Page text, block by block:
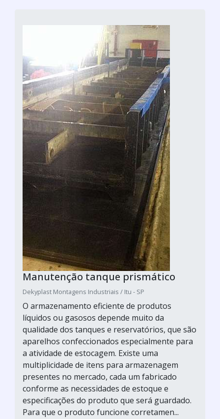
Manutenção tanque prismático
Dekyplast Montagens Industriais / Itu - SP
O armazenamento eficiente de produtos
líquidos ou gasosos depende muito da
qualidade dos tanques e reservatórios, que são
aparelhos confeccionados especialmente para
a atividade de estocagem. Existe uma
multiplicidade de itens para armazenagem
presentes no mercado, cada um fabricado
conforme as necessidades de estoque e
especificações do produto que será guardado.
Para que o produto funcione corretamen...